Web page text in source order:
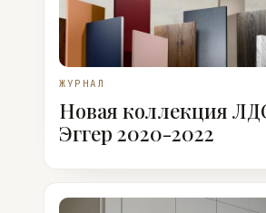
ЖУРНАЛ
Новая коллекция
Эггер 2020-2022